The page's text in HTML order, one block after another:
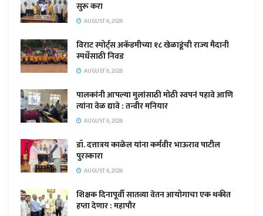
सुरू करा
AUGUST 6, 2026
विराट स्पोर्ट्स अकॅडमीच्या १८ खेळाडूंची राज्य मैदानी
स्पर्धेसाठी निवड
AUGUST 6, 2026
पालकांनी आपल्या मुलांसाठी मोठी स्वपनं पहावे आणि
त्यांना वेळ द्यावे : तन्वीर मनियार
AUGUST 6, 2026
डॉ. दत्तात्रय काळेल यांना कर्मवीर भाऊराव पाटील
पुरस्कारा
AUGUST 6, 2026
शिक्षक दिनापूर्वी सातव्या वेतन आयोगाचा एक थकीत
हप्ता देणार : महापौर